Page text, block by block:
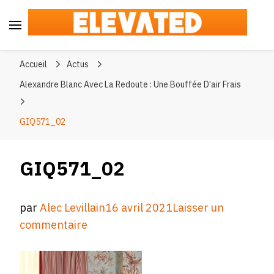
Accueil
Actus
Alexandre Blanc Avec La Redoute : Une Bouffée D’air Frais
GIQ571_02
GIQ571_02
parAlec Levillain16 avril 2021Laisser un
commentaire